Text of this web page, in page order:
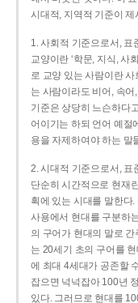
시대적, 지역적 기준이 제
1. 사회적 기준으로서, 표
교양이란 ‘학문, 지식, 사
로 교양 있는 사람이란
는 사람이라도 비어, 속
기준은 상당히 느슨하다
어이기는 하되 언어 예절
용을 자제하여야 하는 말
2. 시대적 기준으로서, 표
단순히 시간적으로 현재
획에 있는 시대를 말한다
사용에서 현대를 구분하
의 구어가 현대의 말로
는 20세기 초의 구어를
에 최대 4세대가 공존할
잡으면 넉넉잡아 100년
있다. 그러므로 현대를